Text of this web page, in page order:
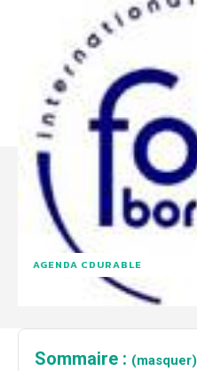
AGENDA CDURABLE
Sommaire : (masquer)